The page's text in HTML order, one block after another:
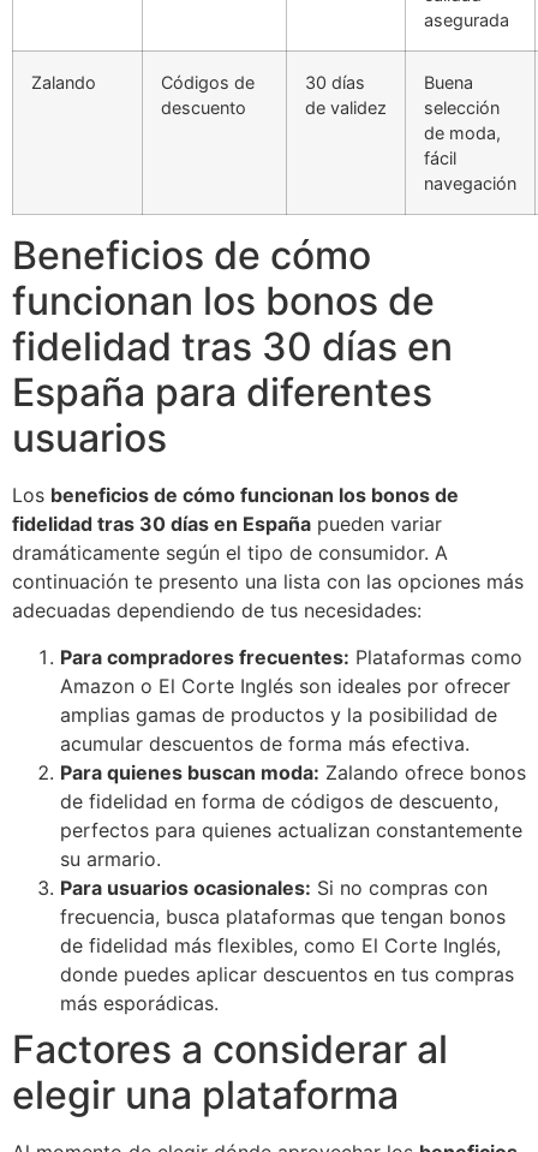
asegurada
Zalando
Códigos de
descuento
30 días
de validez
Buena
selección
de moda,
fácil
navegación
Beneficios de cómo
funcionan los bonos de
fidelidad tras 30 días en
España para diferentes
usuarios
Los beneficios de cómo funcionan los bonos de
fidelidad tras 30 días en España pueden variar
dramáticamente según el tipo de consumidor. A
continuación te presento una lista con las opciones más
adecuadas dependiendo de tus necesidades:
Para compradores frecuentes: Plataformas como
Amazon o El Corte Inglés son ideales por ofrecer
amplias gamas de productos y la posibilidad de
acumular descuentos de forma más efectiva.
Para quienes buscan moda: Zalando ofrece bonos
de fidelidad en forma de códigos de descuento,
perfectos para quienes actualizan constantemente
su armario.
Para usuarios ocasionales: Si no compras con
frecuencia, busca plataformas que tengan bonos
de fidelidad más flexibles, como El Corte Inglés,
donde puedes aplicar descuentos en tus compras
más esporádicas.
Factores a considerar al
elegir una plataforma